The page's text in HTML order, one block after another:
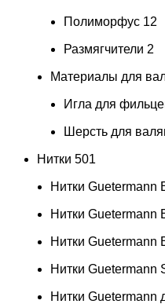
Полиморфус 12
Размягчители 2
Материалы для
Игла для
Шерсть для
Нитки 501
Нитки Guetermann
Нитки Guetermann
Нитки
Нитки Guetermann
Нитки Guetermann